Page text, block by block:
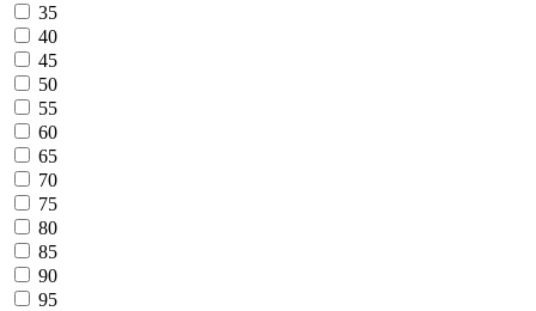
35
40
45
50
55
60
65
70
75
80
85
90
95